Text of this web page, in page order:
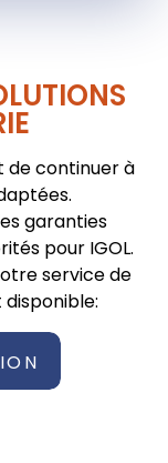
de continuer à
garanties
pour IGOL.
service de